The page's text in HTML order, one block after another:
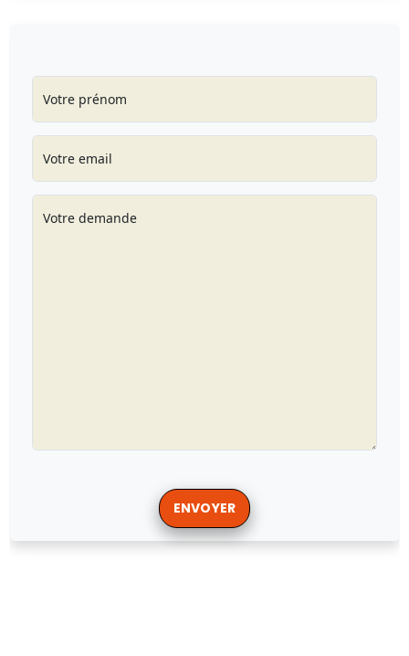
Votre prénom
Votre email
Votre demande
ENVOYER